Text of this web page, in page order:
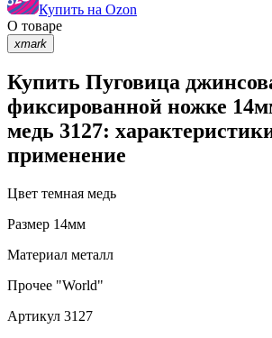
Купить на Ozon
О товаре
xmark
Купить Пуговица
фиксированной ножке
медь 3127:
применение
Цвет темная медь
Размер 14мм
Материал металл
Прочее "World"
Артикул 3127